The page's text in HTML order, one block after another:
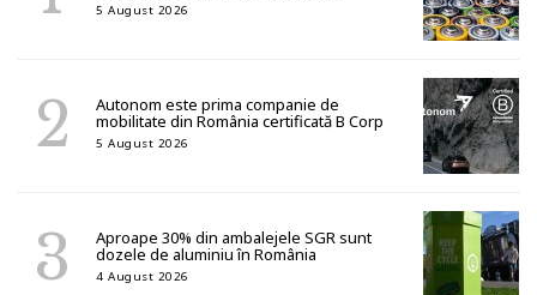
5 August 2026
Autonom este prima companie de
mobilitate din România certificată B Corp
5 August 2026
Aproape 30% din ambalejele SGR sunt
dozele de aluminiu în România
4 August 2026